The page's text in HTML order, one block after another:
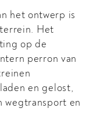
het ontwerp is
Het
op de
perron van
en gelost,
wegtransport en